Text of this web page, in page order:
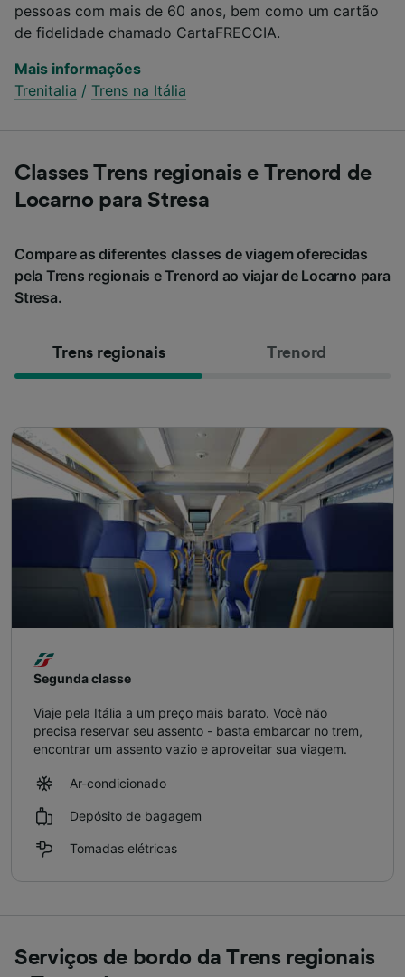
pessoas com mais de 60 anos, bem como um cartão
de fidelidade chamado CartaFRECCIA.
Mais informações
Trenitalia / Trens na Itália
Classes Trens regionais e Trenord de
Locarno para Stresa
Compare as diferentes classes de viagem oferecidas
pela Trens regionais e Trenord ao viajar de Locarno para
Stresa.
Trens regionais Trenord
Segunda classe
Viaje pela Itália a um preço mais barato. Você não
precisa reservar seu assento - basta embarcar no trem,
encontrar um assento vazio e aproveitar sua viagem.
Ar-condicionado
Depósito de bagagem
Tomadas elétricas
Serviços de bordo da Trens regionais